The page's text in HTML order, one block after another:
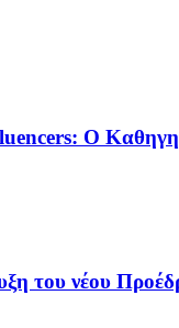
Ο
του νέου